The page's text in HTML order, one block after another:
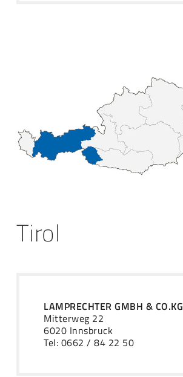
Tirol
LAMPRECHTER GMBH & CO.KG
Mitterweg 22
6020 Innsbruck
Tel: 0662 / 84 22 50